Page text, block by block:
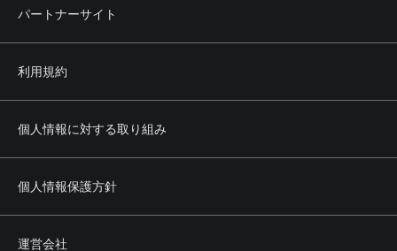
パートナーサイト
利用規約
個人情報に対する取り組み
個人情報保護方針
運営会社